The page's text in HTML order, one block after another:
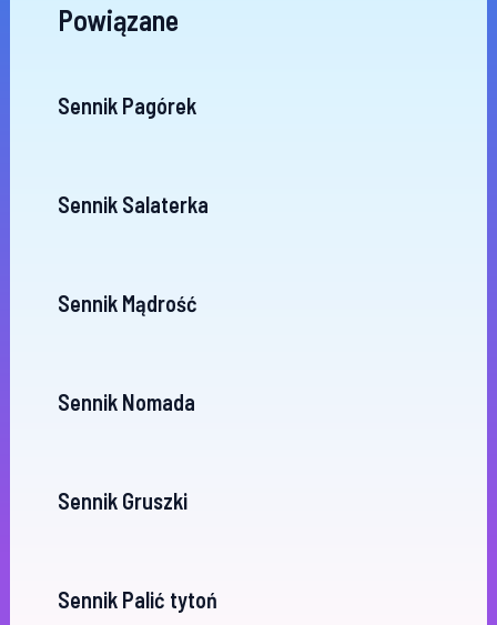
Powiązane
Sennik Pagórek
Sennik Salaterka
Sennik Mądrość
Sennik Nomada
Sennik Gruszki
Sennik Palić tytoń